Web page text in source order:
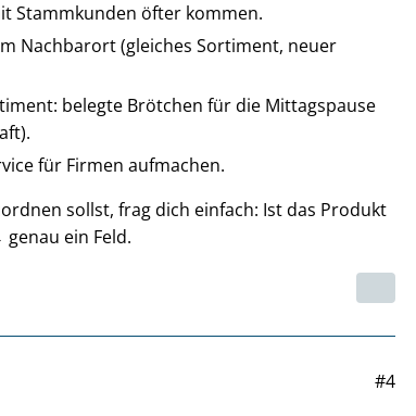
Stammkunden öfter kommen.
Nachbarort (gleiches Sortiment, neuer
belegte Brötchen für die Mittagspause
für Firmen aufmachen.
sollst, frag dich einfach: Ist das Produkt
ein Feld.
#4